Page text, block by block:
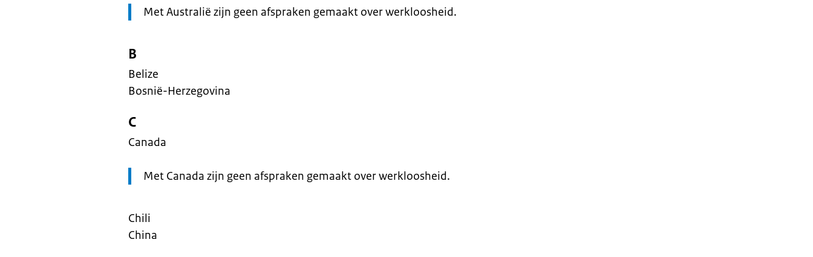
Let
Met Australië zijn geen afspraken gemaakt over werkloosheid.
B
Belize
Bosnië-Herzegovina
C
Canada
Let
Met Canada zijn geen afspraken gemaakt over werkloosheid.
Chili
China